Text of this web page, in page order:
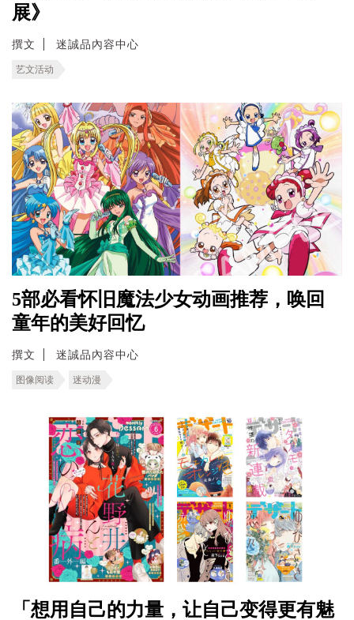
展》
撰文 迷誠品內容中心
艺文活动
5部必看怀旧魔法少女动画推荐，唤回
童年的美好回忆
撰文 迷誠品內容中心
图像阅读 迷动漫
「想用自己的力量，让自己变得更有魅